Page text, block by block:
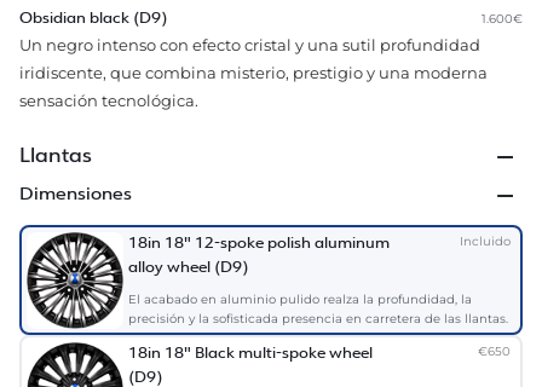
Obsidian black (D9) 1.600€
Un negro intenso con efecto cristal y una sutil profundidad
iridiscente, que combina misterio, prestigio y una moderna
sensación tecnológica.
Llantas
Dimensiones
18in 18" 12-spoke polish aluminum
alloy wheel (D9)
Incluido
El acabado en aluminio pulido realza la profundidad, la
precisión y la sofisticada presencia en carretera de las llantas.
18in 18" Black multi-spoke wheel
(D9)
€650